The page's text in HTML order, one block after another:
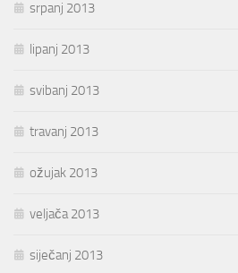
srpanj 2013
lipanj 2013
svibanj 2013
travanj 2013
ožujak 2013
veljača 2013
siječanj 2013